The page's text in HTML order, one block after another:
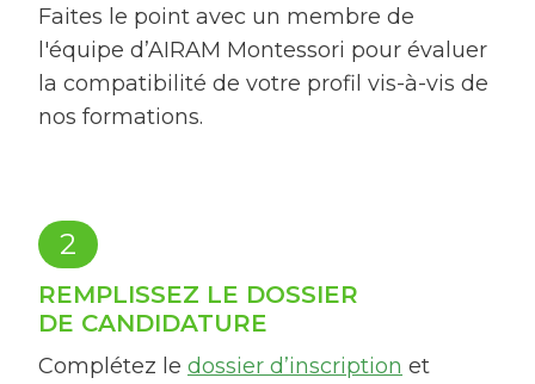
Faites le point avec un membre de
l'équipe d’AIRAM Montessori pour évaluer
la compatibilité de votre profil vis-à-vis de
nos formations.
2
REMPLISSEZ LE DOSSIER
DE CANDIDATURE
Complétez le dossier d’inscription et